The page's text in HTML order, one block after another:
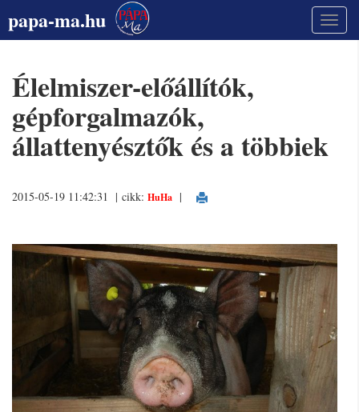
papa-ma.hu
Élelmiszer-előállítók,
gépforgalmazók,
állattenyésztők és a többiek
2015-05-19 11:42:31 | cikk: HuHa |